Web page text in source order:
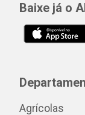
Baixe já o
Agrícolas